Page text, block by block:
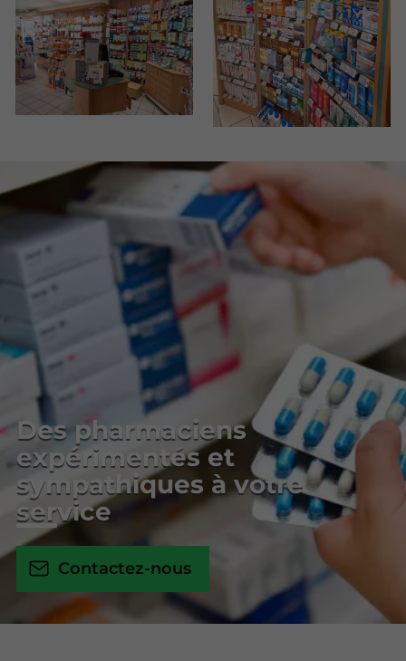
Des pharmaciens
expérimentés et
sympathiques à votre
service
Contactez-nous